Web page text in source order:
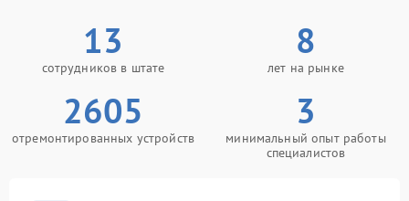
13
сотрудников в штате
8
лет на рынке
2605
отремонтированных устройств
3
минимальный опыт работы
специалистов